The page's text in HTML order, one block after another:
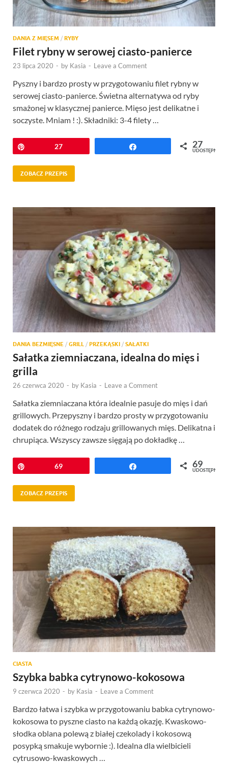
DANIA Z MIĘSEM / RYBY
Filet rybny w serowej ciasto-panierce
23 lipca 2020 - by Kasia - Leave a Comment
Pyszny i bardzo prosty w przygotowaniu filet rybny w
serowej ciasto-panierce. Świetna alternatywa od ryby
smażonej w klasycznej panierce. Mięso jest delikatne i
soczyste. Mniam ! :). Składniki: 3-4 filety …
Przypnij27 27
UDOSTĘPNIEŃ
ZOBACZ PRZEPIS
DANIA BEZMIĘSNE / GRILL / PRZEKĄSKI / SAŁATKI
Sałatka ziemniaczana, idealna do mięs i
grilla
26 czerwca 2020 - by Kasia - Leave a Comment
Sałatka ziemniaczana która idealnie pasuje do mięs i dań
grillowych. Przepyszny i bardzo prosty w przygotowaniu
dodatek do różnego rodzaju grillowanych mięs. Delikatna i
chrupiąca. Wszyscy zawsze sięgają po dokładkę …
Przypnij69 69
UDOSTĘPNIEŃ
ZOBACZ PRZEPIS
CIASTA
Szybka babka cytrynowo-kokosowa
9 czerwca 2020 - by Kasia - Leave a Comment
Bardzo łatwa i szybka w przygotowaniu babka cytrynowo-
kokosowa to pyszne ciasto na każdą okazję. Kwaskowo-
słodka oblana polewą z białej czekolady i kokosową
posypką smakuje wybornie :). Idealna dla wielbicieli
cytrusowo-kwaskowych …